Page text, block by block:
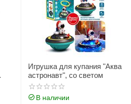
Игрушка для купания "Аква
астронавт", со светом
В наличии